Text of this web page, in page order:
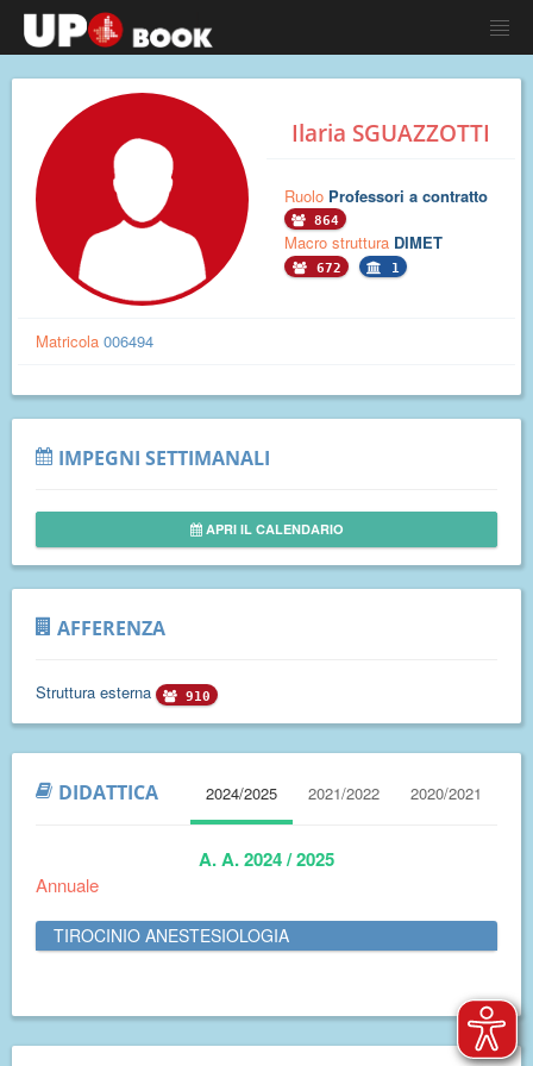
Ilaria SGUAZZOTTI
Ruolo Professori a contratto
864
Macro struttura DIMET
672 1
Matricola 006494
IMPEGNI SETTIMANALI
APRI IL CALENDARIO
AFFERENZA
Struttura esterna 910
DIDATTICA 2024/2025 2021/2022 2020/2021
A. A. 2024 / 2025
Annuale
TIROCINIO ANESTESIOLOGIA